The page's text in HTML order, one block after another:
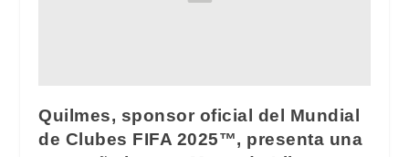
Quilmes, sponsor oficial del Mundial
de Clubes FIFA 2025™, presenta una